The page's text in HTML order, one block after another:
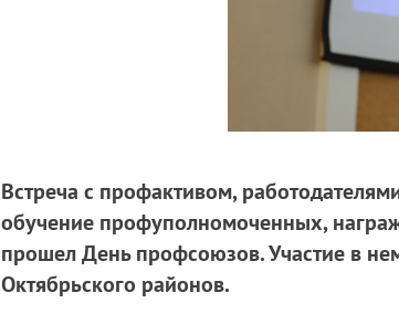
Встреча с профактивом,
обучение профуполномоченных,
прошел День профсоюзов. Участие в
Октябрьского районов.